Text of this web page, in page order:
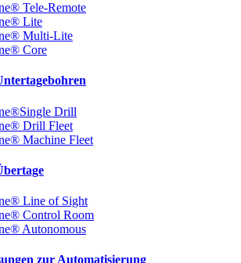
Tele-Remote
Lite
Multi-Lite
Core
Drill
Drill Fleet
Machine Fleet
Line of Sight
Control Room
Autonomous
zur Automatisierung